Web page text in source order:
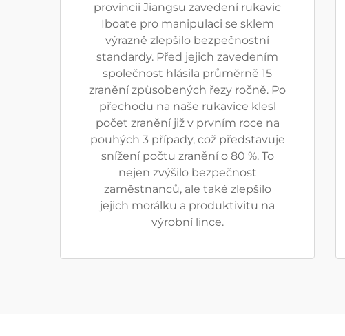
provincii Jiangsu zavedení rukavic
Iboate pro manipulaci se sklem
výrazně zlepšilo bezpečnostní
standardy. Před jejich zavedením
společnost hlásila průměrně 15
zranění způsobených řezy ročně. Po
přechodu na naše rukavice klesl
počet zranění již v prvním roce na
pouhých 3 případy, což představuje
snížení počtu zranění o 80 %. To
nejen zvýšilo bezpečnost
zaměstnanců, ale také zlepšilo
jejich morálku a produktivitu na
výrobní lince.